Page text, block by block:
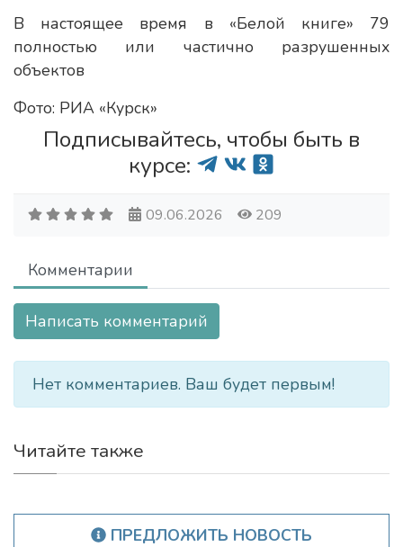
В настоящее время в «Белой книге» 79
полностью или частично разрушенных
объектов
Фото: РИА «Курск»
Подписывайтесь, чтобы быть в
курсе:
09.06.2026 209
Комментарии
Написать комментарий
Нет комментариев. Ваш будет первым!
Читайте также
ПРЕДЛОЖИТЬ НОВОСТЬ